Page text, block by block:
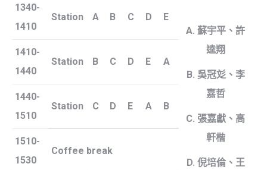
1340-
1410
Station A B C D
E
A. 蘇宇平、許
逵翔
B. 吳冠彣、李
嘉哲
C. 張嘉獻、高
軒楷
D. 倪培倫、王
1410-
1440
Station B C D E A
1440-
1510
Station C D E A B
1510-
1530
Coffee break